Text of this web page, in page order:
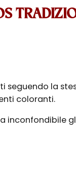
la
coloranti.
inconfondibile